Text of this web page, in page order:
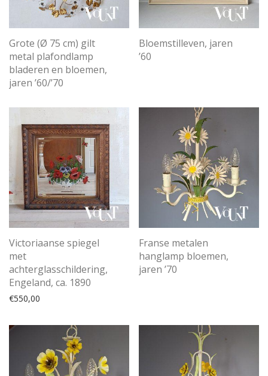
Grote (Ø 75 cm) gilt
metal plafondlamp
bladeren en bloemen,
jaren ’60/’70
Bloemstilleven, jaren
’60
Victoriaanse spiegel
met
achterglasschildering,
Engeland, ca. 1890
€550,00
Franse metalen
hanglamp bloemen,
jaren ’70